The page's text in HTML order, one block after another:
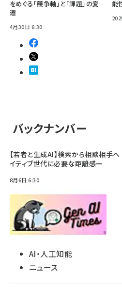
をめぐる「競争軸」と「課題」の変
遷
4月30日 6:30
能
バックナンバー
【若者と生成AI】検索から相談相手
イティブ世代に必要な距離感ー
8月6日 6:30
AI・人工知能
ニュース